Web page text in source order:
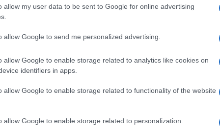
allow my user data to be sent to Google for online advertising
allow Google to send me personalized advertising.
allow Google to enable storage related to analytics like cookies on
identifiers in apps.
allow Google to enable storage related to functionality of the website
allow Google to enable storage related to personalization.